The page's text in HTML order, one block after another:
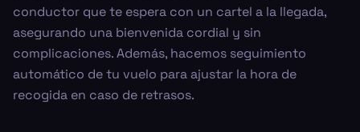
conductor que te espera con un cartel a la llegada,
asegurando una bienvenida cordial y sin
complicaciones. Además, hacemos seguimiento
automático de tu vuelo para ajustar la hora de
recogida en caso de retrasos.